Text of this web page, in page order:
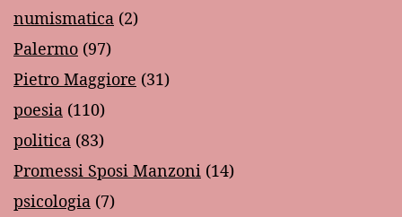
numismatica (2)
Palermo (97)
Pietro Maggiore (31)
poesia (110)
politica (83)
Promessi Sposi Manzoni (14)
psicologia (7)